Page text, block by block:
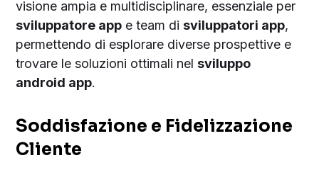
visione ampia e multidisciplinare, essenziale per
sviluppatore app e team disviluppatori app,
permettendo di esplorare diverse prospettive e
trovare le soluzioni ottimali nelsviluppo
android app.
Soddisfazione e Fidelizzazione
Cliente